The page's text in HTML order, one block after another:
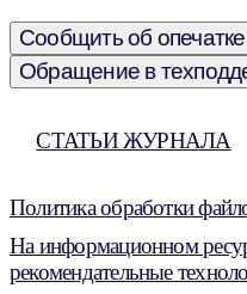
Сообщить об опечатке
Обращение в
СТАТЬИ ЖУРНАЛА
Политика обработки
На информационном
рекомендательные